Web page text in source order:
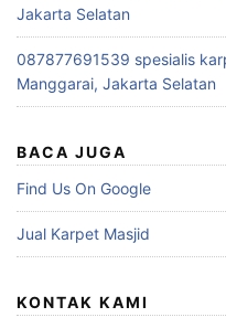
Jakarta Selatan
087877691539 spesialis
Manggarai, Jakarta Selatan
BACA JUGA
Find Us On Google
Jual Karpet Masjid
KONTAK KAMI